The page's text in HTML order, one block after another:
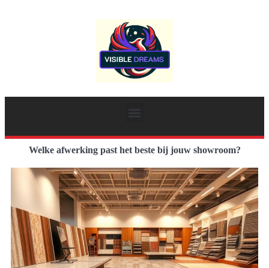
Welke afwerking past het beste bij jouw showroom?